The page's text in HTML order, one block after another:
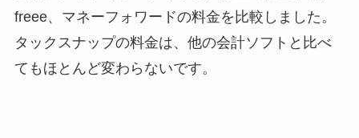
freee、マネーフォワードの料金を比較しました。
タックスナップの料金は、他の会計ソフトと比べ
てもほとんど変わらないです。